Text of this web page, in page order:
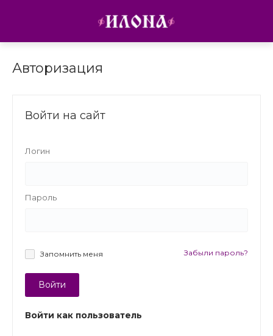
Авторизация
Войти на сайт
Логин
Пароль
Запомнить меня Забыли пароль?
Войти
Войти как пользователь